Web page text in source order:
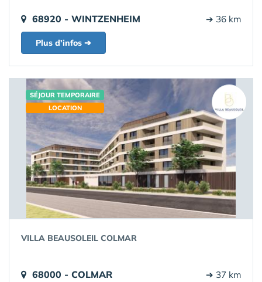
68920 - WINTZENHEIM ➔ 36 km
Plus d'infos ➔
SÉJOUR TEMPORAIRE
LOCATION
VILLA BEAUSOLEIL COLMAR
68000 - COLMAR ➔ 37 km